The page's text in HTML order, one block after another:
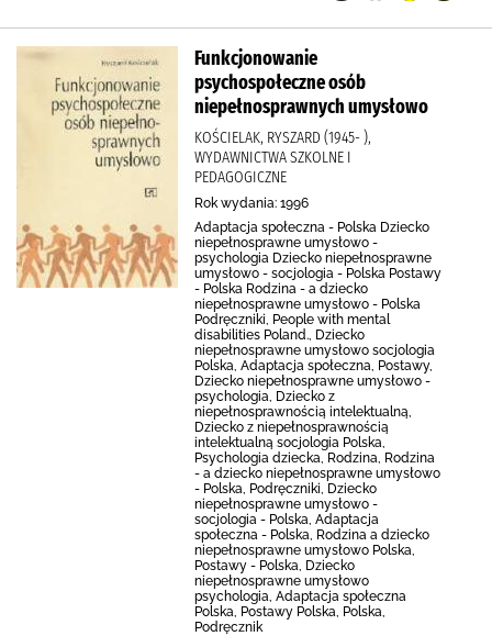
Funkcjonowanie
psychospołeczne osób
niepełnosprawnych umysłowo
KOŚCIELAK, RYSZARD (1945- ),
WYDAWNICTWA SZKOLNE I
PEDAGOGICZNE
Rok wydania: 1996
Adaptacja społeczna - Polska Dziecko
niepełnosprawne umysłowo -
psychologia Dziecko niepełnosprawne
umysłowo - socjologia - Polska Postawy
- Polska Rodzina - a dziecko
niepełnosprawne umysłowo - Polska
Podręczniki, People with mental
disabilities Poland., Dziecko
niepełnosprawne umysłowo socjologia
Polska, Adaptacja społeczna, Postawy,
Dziecko niepełnosprawne umysłowo -
psychologia, Dziecko z
niepełnosprawnością intelektualną,
Dziecko z niepełnosprawnością
intelektualną socjologia Polska,
Psychologia dziecka, Rodzina, Rodzina
- a dziecko niepełnosprawne umysłowo
- Polska, Podręczniki, Dziecko
niepełnosprawne umysłowo -
socjologia - Polska, Adaptacja
społeczna - Polska, Rodzina a dziecko
niepełnosprawne umysłowo Polska,
Postawy - Polska, Dziecko
niepełnosprawne umysłowo
psychologia, Adaptacja społeczna
Polska, Postawy Polska, Polska,
Podręcznik